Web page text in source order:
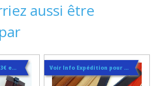
aussi être
Livraison à partir de 3€ en courrier suivi postal Voir Info Expédition pour Régler les Frais de Port au Meilleur Prix , En haut d'ecran à Droite